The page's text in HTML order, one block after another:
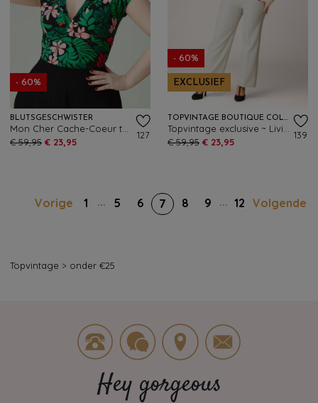
- 60%
BLUTSGESCHWISTER
€ 59,95 € 23,95
127
- 60%
EXCLUSIEF
TOPVINTAGE BOUTIQUE COLLECTION
€ 59,95 € 23,95
139
Vorige 1 ... 5 6 7 8 9 ... 12 Volgende
Topvintage > onder €25
Hey gorgeous